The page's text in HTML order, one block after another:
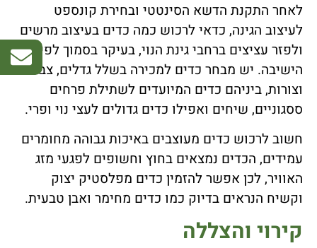
לאחר התקנת הדשא הסינטטי ובחירת קונספט
לעיצוב הגינה, כדאי לרכוש כמה כדים בעיצוב מרשים
ולפזר עציצים ברחבי גינת הנוי, בעיקר בסמוך לפינת
הישיבה. יש מבחר כדים למכירה בשלל גדלים, צבעים
וצורות, ביניהם כדים המיועדים לשתילת פרחים
ססגוניים, שיחים ואפילו כדים גדולים לעצי נוי ופרי.
חשוב לרכוש כדים מעוצבים באיכות גבוהה מחומרים
עמידים, הכדים נמצאים בחוץ וחשופים לפגעי מזג
האוויר, לכן אפשר להזמין כדים מפלסטיק יצוק
וקשיח הנראים בדיוק כמו כדים מחימר ואבן טבעית.
קירוי והצללה